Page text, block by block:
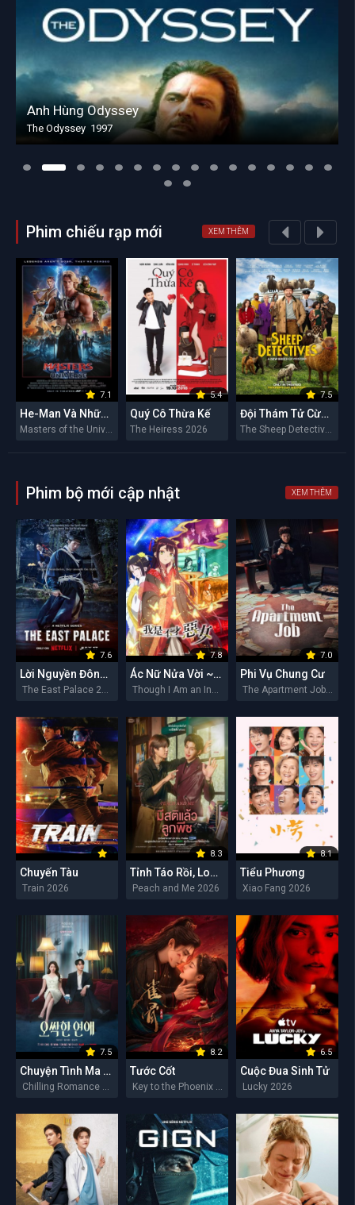
Anh Hùng Odyssey
The Odyssey 1997
Phim chiếu rạp mới XEM THÊM
7.1
He-Man Và Những Chiến Binh Vũ Trụ
Masters of the Universe 2026
5.4
Quý Cô Thừa Kế
The Heiress 2026
7.5
Đội Thám Tử Cừu: Án Mạng Lúc Nửa Đêm
The Sheep Detectives 2026
Phim bộ mới cập nhật XEM THÊM
7.6
Lời Nguyền Đông Cung
The East Palace 2026
7.8
Ác Nữ Nửa Vời ~Truyền Kì Hoán Hồn Đổi Xác~
Though I Am an Inept Villainess 2026
7.0
Phi Vụ Chung Cư
The Apartment Job 2026
Chuyến Tàu
Train 2026
8.3
Tỉnh Táo Rồi, Lookpeach
Peach and Me 2026
8.1
Tiểu Phương
Xiao Fang 2026
7.5
Chuyện Tình Ma Quái
8.2
Tước Cốt
6.5
Cuộc Đua Sinh Tử
Lucky 2026